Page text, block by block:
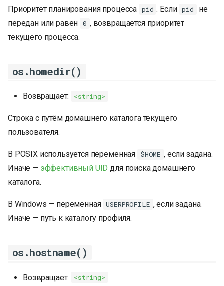
Приоритет планирования процесса pid . Если pid
не
передан или равен 0 , возвращается приоритет
текущего процесса.
os.homedir()
Возвращает: <string>
Строка с путём домашнего каталога текущего
пользователя.
В POSIX используется переменная $HOME , если задана.
Иначе — эффективный UID для поиска домашнего
каталога.
В Windows — переменная USERPROFILE , если задана.
Иначе — путь к каталогу профиля.
os.hostname()
Возвращает: <string>